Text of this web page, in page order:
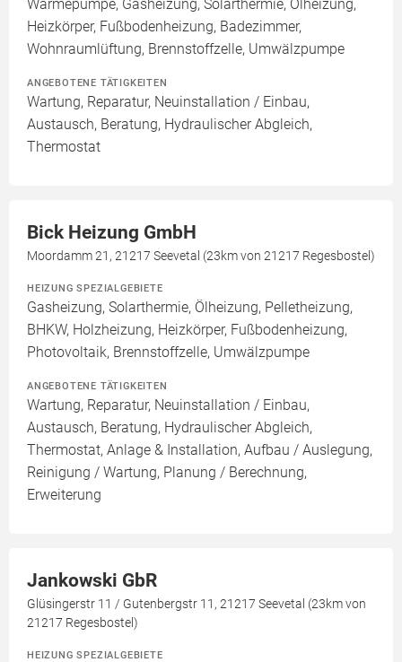
Wärmepumpe, Gasheizung, Solarthermie, Ölheizung,
Heizkörper, Fußbodenheizung, Badezimmer,
Wohnraumlüftung, Brennstoffzelle, Umwälzpumpe
ANGEBOTENE TÄTIGKEITEN
Wartung, Reparatur, Neuinstallation / Einbau,
Austausch, Beratung, Hydraulischer Abgleich,
Thermostat
Bick Heizung GmbH
Moordamm 21, 21217 Seevetal (23km von 21217 Regesbostel)
HEIZUNG SPEZIALGEBIETE
Gasheizung, Solarthermie, Ölheizung, Pelletheizung,
BHKW, Holzheizung, Heizkörper, Fußbodenheizung,
Photovoltaik, Brennstoffzelle, Umwälzpumpe
ANGEBOTENE TÄTIGKEITEN
Wartung, Reparatur, Neuinstallation / Einbau,
Austausch, Beratung, Hydraulischer Abgleich,
Thermostat, Anlage & Installation, Aufbau / Auslegung,
Reinigung / Wartung, Planung / Berechnung,
Erweiterung
Jankowski GbR
Glüsingerstr 11 / Gutenbergstr 11, 21217 Seevetal (23km von
21217 Regesbostel)
HEIZUNG SPEZIALGEBIETE